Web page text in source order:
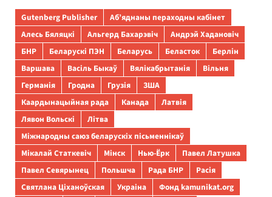
Gutenberg Publisher
Аб’яднаны пераходны кабінет
Алесь Бяляцкі
Альгерд Бахарэвіч
Андрэй Хадановіч
БНР
Беларускі ПЭН Беларусь Беласток
Берлін
Варшава
Васіль Быкаў Вялікабрытанія
Вільня
Германія
Гродна Грузія
ЗША
Каардынацыйная рада
Канада
Латвія
Лявон Вольскі
Літва
Міжнародны саюз беларускіх пісьменнікаў
Мікалай Статкевіч
Мінск Нью-Ёрк
Павел Латушка
Павел Севярынец
Польшча Рада БНР
Расія
Святлана Ціханоўская
Украіна
Фонд kamunikat.org